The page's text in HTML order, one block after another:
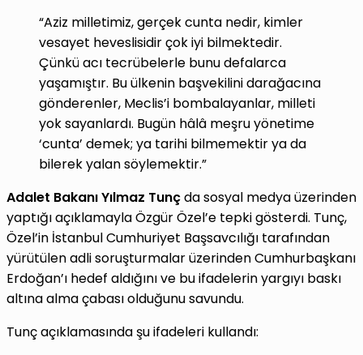
“Aziz milletimiz, gerçek cunta nedir, kimler
vesayet heveslisidir çok iyi bilmektedir.
Çünkü acı tecrübelerle bunu defalarca
yaşamıştır. Bu ülkenin başvekilini darağacına
gönderenler, Meclis’i bombalayanlar, milleti
yok sayanlardı. Bugün hâlâ meşru yönetime
‘cunta’ demek; ya tarihi bilmemektir ya da
bilerek yalan söylemektir.”
Adalet Bakanı Yılmaz Tunçda sosyal medya üzerinden
yaptığı açıklamayla Özgür Özel’e tepki gösterdi. Tunç,
Özel’in İstanbul Cumhuriyet Başsavcılığı tarafından
yürütülen adli soruşturmalar üzerinden Cumhurbaşkanı
Erdoğan’ı hedef aldığını ve bu ifadelerin yargıyı baskı
altına alma çabası olduğunu savundu.
Tunç açıklamasında şu ifadeleri kullandı: